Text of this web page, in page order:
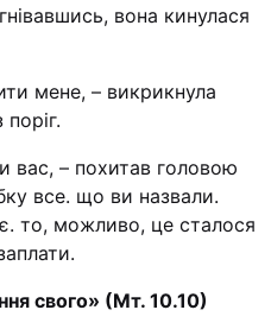
вона кинулася
мене, – викрикнула
– похитав головою
все. що ви назвали.
то, можливо, це сталося
свого» (Мт. 10.10)